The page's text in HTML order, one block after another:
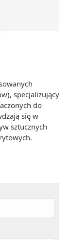
specjalizujący
do
się w
sztucznych